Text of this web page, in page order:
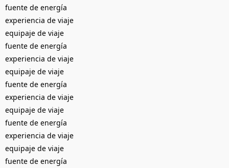
fuente de energía
experiencia de viaje
equipaje de viaje
fuente de energía
experiencia de viaje
equipaje de viaje
fuente de energía
experiencia de viaje
equipaje de viaje
fuente de energía
experiencia de viaje
equipaje de viaje
fuente de energía